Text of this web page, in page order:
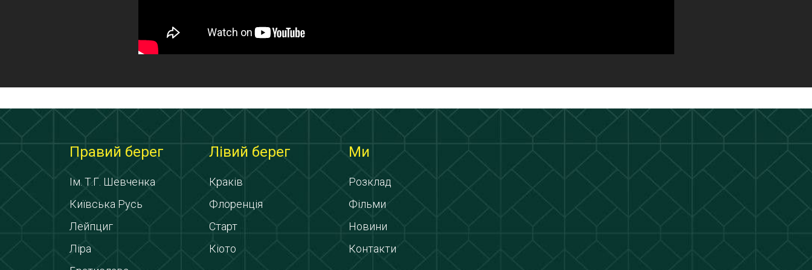
Правий берег
Ім. Т.Г. Шевченка
Київська Русь
Лейпциг
Ліра
Лівий берег
Краків
Флоренція
Старт
Кіото
Ми
Розклад
Фільми
Новини
Контакти